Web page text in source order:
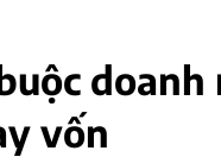
vốn